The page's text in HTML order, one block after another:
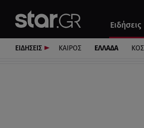
Ειδήσεις
Αυτοκίνητο
ΕΙΔΗΣΕΙΣ ΚΑΙΡΟΣ ΕΛΛΑΔΑ